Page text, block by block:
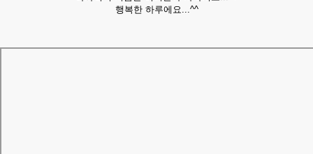
행복한 하루에요...^^